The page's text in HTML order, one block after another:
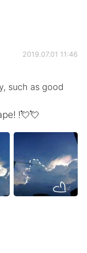
2019.07.01 11:46
such as good
!💘💘